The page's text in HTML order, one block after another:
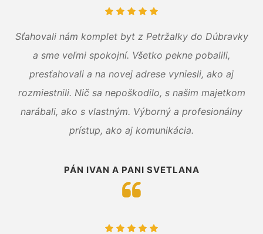
Sťahovali nám komplet byt z Petržalky do Dúbravky
a sme veľmi spokojní. Všetko pekne pobalili,
presťahovali a na novej adrese vyniesli, ako aj
rozmiestnili. Nič sa nepoškodilo, s našim majetkom
narábali, ako s vlastným. Výborný a profesionálny
prístup, ako aj komunikácia.
PÁN IVAN A PANI SVETLANA